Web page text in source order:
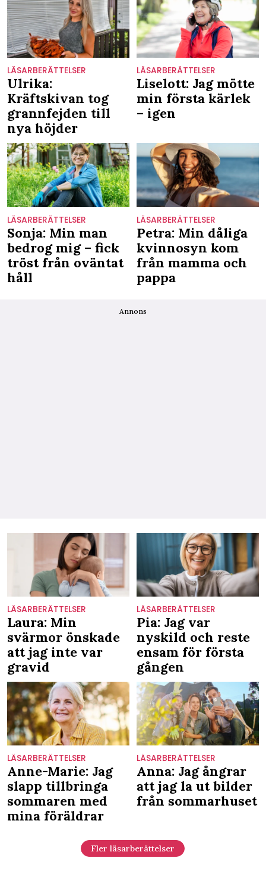
LÄSARBERÄTTELSER
Ulrika:
Kräftskivan tog
grannfejden till
nya höjder
LÄSARBERÄTTELSER
Liselott: Jag mötte
min första kärlek
– igen
LÄSARBERÄTTELSER
Sonja: Min man
bedrog mig – fick
tröst från oväntat
håll
LÄSARBERÄTTELSER
Petra: Min dåliga
kvinnosyn kom
från mamma och
pappa
Annons
LÄSARBERÄTTELSER
Laura: Min
svärmor önskade
att jag inte var
gravid
LÄSARBERÄTTELSER
Pia: Jag var
nyskild och reste
ensam för första
gången
LÄSARBERÄTTELSER
Anne-Marie: Jag
slapp tillbringa
sommaren med
mina föräldrar
LÄSARBERÄTTELSER
Anna: Jag ångrar
att jag la ut bilder
från sommarhuset
Fler läsarberättelser